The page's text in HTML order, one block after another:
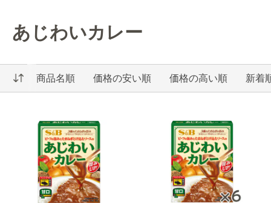
あじわいカレー
商品名順 価格の安い順 価格の高い順 新着